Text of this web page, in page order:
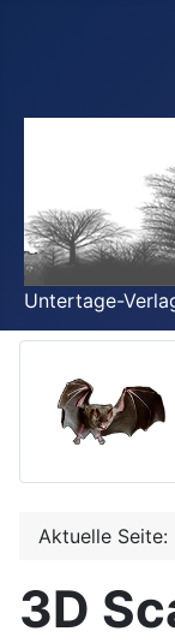
Untertage-
Aktuelle Seite:
3D